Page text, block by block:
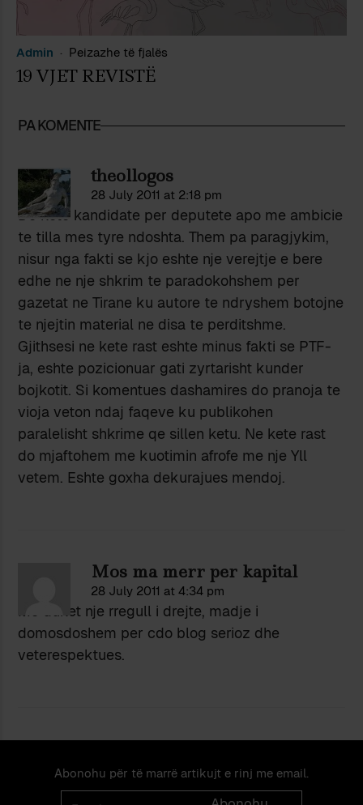
Admin Peizazhe të fjalës
19 VJET REVISTË
PA KOMENTE
theollogos
28 July 2011 at 2:18 pm
Do kete kandidate per deputete apo me ambicie
te tilla mes tyre ndoshta. Them pa paragjykim,
nisur nga fakti se kjo eshte nje verejtje e bere
edhe ne nje shkrim te paradokohshem per
gazetat ne Tirane ku autore te ndryshem botojne
te njejtin material ne disa te perditshme.
Gjithsesi ne kete rast eshte minus fakti se PTF-
ja, eshte pozicionuar gati zyrtarisht kunder
bojkotit. Si komentues dashamires do pranoja te
vioja veton ndaj faqeve ku publikohen
paralelisht shkrime qe sillen ketu. Ne kete rast
do mjaftohem me kuotimin afrofe me nje Yll
vetem. Eshte goxha dekurajues mendoj.
Mos ma merr per kapital
28 July 2011 at 4:34 pm
Me duket nje rregull i drejte, madje i
domosdoshem per cdo blog serioz dhe
veterespektues.
Abonohu për të marrë artikujt e rinj me email.
Email